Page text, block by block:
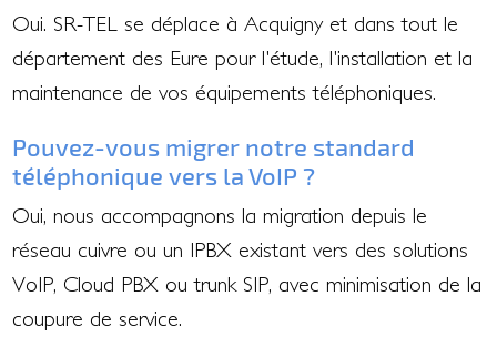
Oui. SR-TEL se déplace à Acquigny et dans tout le
département des Eure pour l'étude, l'installation et la
maintenance de vos équipements téléphoniques.
Pouvez-vous migrer notre standard
téléphonique vers la VoIP ?
Oui, nous accompagnons la migration depuis le
réseau cuivre ou un IPBX existant vers des solutions
VoIP, Cloud PBX ou trunk SIP, avec minimisation de la
coupure de service.